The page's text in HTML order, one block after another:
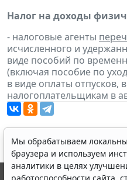
Налог на доходы
- налоговые агенты
исчисленного и
виде пособий по
(включая пособие по
в виде оплаты отпусков,
налогоплательщикам в
Мы обрабатываем
браузера и используем
аналитики в целях